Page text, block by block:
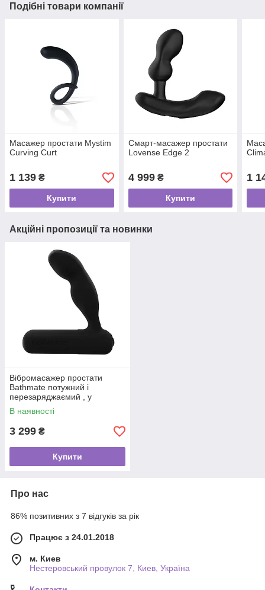
Подібні товари компанії
Масажер простати Mystim
Curving Curt
1 139 ₴
Купити
Смарт-масажер простати
Lovense Edge 2
4 999₴
Купити
1
Акційні пропозиції та новинки
Вібромасажер простати
Bathmate потужний і
перезаряджаємий , у
комплекті мішечок для
зберігання
В наявності
3 299 ₴
Купити
Про нас
86% позитивних з 7 відгуків за рік
Працює з 24.01.2018
м. Киев
Нестеровський провулок 7, Киев, Україна